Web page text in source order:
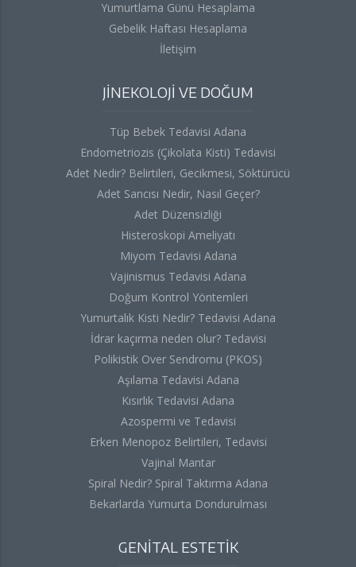
Yumurtlama Günü Hesaplama
Gebelik Haftası Hesaplama
İletişim
JİNEKOLOJİ VE DOĞUM
Tüp Bebek Tedavisi Adana
Endometriozis (Çikolata Kisti) Tedavisi
Adet Nedir? Belirtileri, Gecikmesi, Söktürücü
Adet Sancısı Nedir, Nasıl Geçer?
Adet Düzensizliği
Histeroskopi Ameliyatı
Miyom Tedavisi Adana
Vajinismus Tedavisi Adana
Doğum Kontrol Yöntemleri
Yumurtalık Kisti Nedir? Tedavisi Adana
İdrar kaçırma neden olur? Tedavisi
Polikistik Over Sendromu (PKOS)
Aşılama Tedavisi Adana
Kısırlık Tedavisi Adana
Azospermi ve Tedavisi
Erken Menopoz Belirtileri, Tedavisi
Vajinal Mantar
Spiral Nedir? Spiral Taktırma Adana
Bekarlarda Yumurta Dondurulması
GENİTAL ESTETİK